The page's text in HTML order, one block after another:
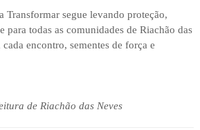
Transformar segue levando proteção,
para todas as comunidades de Riachão das
encontro, sementes de força e
de Riachão das Neves